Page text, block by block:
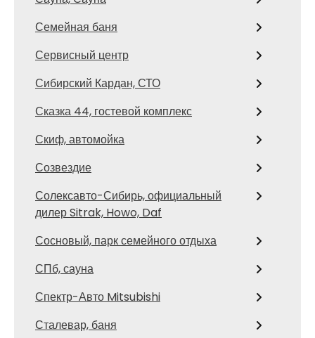
Семейная баня
Сервисный центр
Сибирский Кардан, СТО
Сказка 44, гостевой комплекс
Скиф, автомойка
Созвездие
Солексавто-Сибирь, официальный
дилер Sitrak, Howo, Daf
Сосновый, парк семейного отдыха
СПб, сауна
Спектр-Авто Mitsubishi
Сталевар, баня